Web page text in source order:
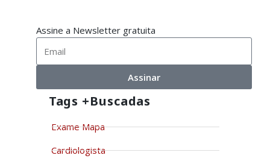
Assine a Newsletter gratuita
Assinar
Tags +buscadas
Exame Mapa
Cardiologista